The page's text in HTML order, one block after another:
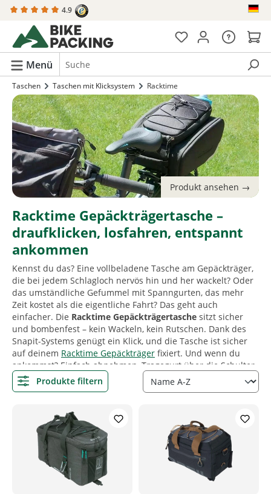
springen 4.9
Menü
Taschen Taschen mit Klicksystem Racktime
Racktime Gepäckträgertasche –
draufklicken, losfahren, entspannt
ankommen
Kennst du das? Eine vollbeladene Tasche am Gepäckträger,
die bei jedem Schlagloch nervös hin und her wackelt? Oder
das umständliche Gefummel mit Spanngurten, das mehr
Zeit kostet als die eigentliche Fahrt? Das geht auch
einfacher. Die Racktime Gepäckträgertasche sitzt sicher
und bombenfest – kein Wackeln, kein Rutschen. Dank des
Snapit-Systems genügt ein Klick, und die Tasche ist sicher
auf deinem Racktime Gepäckträger fixiert. Und wenn du
ankommst? Einfach abnehmen, Tragegurt über die Schulter
und weiter geht’s.
Du hast keinen Racktime Gepäckträger?In unserem Shop
Generationen vom Snapit System gibt musst du darauf
achten, dass deine Racktime Tasche zur Generation deines
Gepäckträgers passt.
Produkte filtern